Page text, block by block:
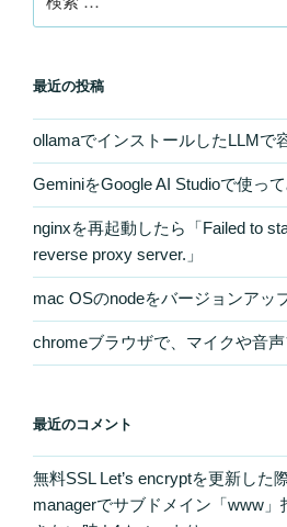
索:
最近の投稿
ollamaでインストールしたLLMで
GeminiをGoogle AI Studioで使って
nginxを再起動したら「Failed to
reverse proxy server.」
mac OSのnodeをバージョンアッ
chromeブラウザで、マイクや音
最近のコメント
無料SSL Let’s encryptを更新した
managerでサブドメイン「www